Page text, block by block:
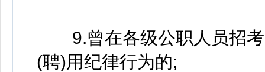
9.曾在各级公职人员招考
(聘)用纪律行为的;